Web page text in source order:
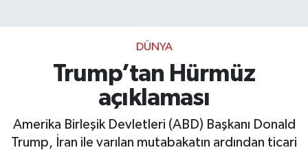
DÜNYA
Trump’tan Hürmüz
açıklaması
Amerika Birleşik Devletleri (ABD) Başkanı Donald
Trump, İran ile varılan mutabakatın ardından ticari
Son Dakika Haberleri
Haber Arşivi